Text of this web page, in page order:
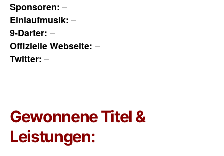
Sponsoren: –
Einlaufmusik: –
9-Darter: –
Offizielle Webseite: –
Twitter: –
Gewonnene Titel &
Leistungen: